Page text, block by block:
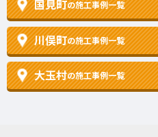
国見町の施工事例一覧
川俣町の施工事例一覧
大玉村の施工事例一覧